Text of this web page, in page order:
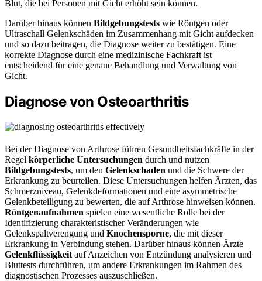
Blut, die bei Personen mit Gicht erhöht sein können.
Darüber hinaus können Bildgebungstests wie Röntgen oder
Ultraschall Gelenkschäden im Zusammenhang mit Gicht aufdecken
und so dazu beitragen, die Diagnose weiter zu bestätigen. Eine
korrekte Diagnose durch eine medizinische Fachkraft ist
entscheidend für eine genaue Behandlung und Verwaltung von
Gicht.
Diagnose von Osteoarthritis
Bei der Diagnose von Arthrose führen Gesundheitsfachkräfte in der
Regel körperliche Untersuchungen durch und nutzen
Bildgebungstests, um den Gelenkschaden und die Schwere der
Erkrankung zu beurteilen. Diese Untersuchungen helfen Ärzten, das
Schmerzniveau, Gelenkdeformationen und eine asymmetrische
Gelenkbeteiligung zu bewerten, die auf Arthrose hinweisen können.
Röntgenaufnahmen spielen eine wesentliche Rolle bei der
Identifizierung charakteristischer Veränderungen wie
Gelenkspaltverengung und Knochensporne, die mit dieser
Erkrankung in Verbindung stehen. Darüber hinaus können Ärzte
Gelenkflüssigkeit auf Anzeichen von Entzündung analysieren und
Bluttests durchführen, um andere Erkrankungen im Rahmen des
diagnostischen Prozesses auszuschließen.